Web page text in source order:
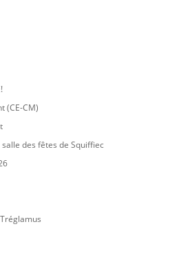
(CE-CM)
des fêtes de Squiffiec